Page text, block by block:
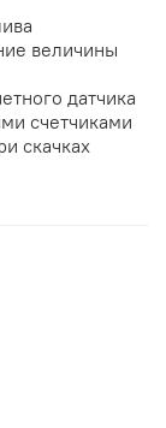
величины
датчика
счетчиками
скачках